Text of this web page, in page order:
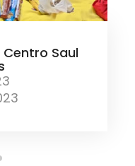
Saul